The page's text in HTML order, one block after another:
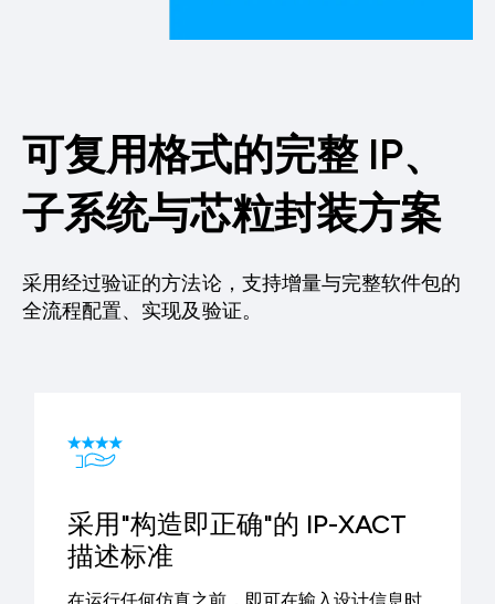
可复用格式的完整 IP、
子系统与芯粒封装方案
采用经过验证的方法论，支持增量与完整软件包的
全流程配置、实现及验证。
采用"构造即正确"的 IP-XACT
描述标准